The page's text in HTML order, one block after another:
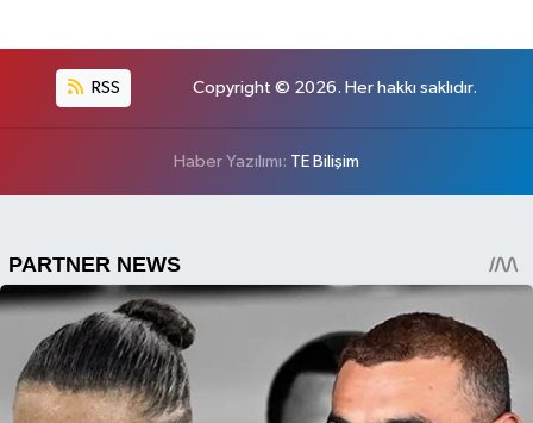
RSS Copyright © 2026. Her hakkı saklıdır.
Haber Yazılımı: TE Bilişim